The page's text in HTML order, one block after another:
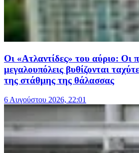
Οι «Ατλαντίδες» του αύριο: Οι
μεγαλουπόλεις βυθίζονται
της στάθμης της θάλασσας
6 Αυγούστου 2026, 22:01